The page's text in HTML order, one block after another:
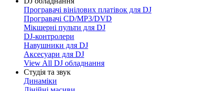
Програвачі вінілових платівок для DJ
Програвачі CD/MP3/DVD
Мікшерні пульти для DJ
DJ-контролери
Навушники для DJ
Аксесуари для DJ
View All DJ обладнання
Студія та звук
Динаміки